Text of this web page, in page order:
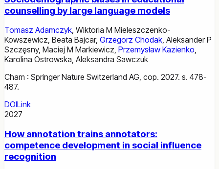
counselling by large language models
Tomasz Adamczyk, Wiktoria M Mieleszczenko-
Kowszewicz, Beata Bajcar, Grzegorz Chodak, Aleksander P
Szczęsny, Maciej M Markiewicz, Przemysław Kazienko,
Karolina Ostrowska, Aleksandra Sawczuk
Cham : Springer Nature Switzerland AG, cop. 2027. s. 478-
487.
DOILink
2027
How annotation trains annotators:
competence development in social influence
recognition